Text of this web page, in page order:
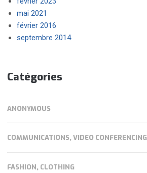
mai 2021
février 2016
septembre 2014
Catégories
ANONYMOUS
COMMUNICATIONS, VIDEO CONFERENCING
FASHION, CLOTHING